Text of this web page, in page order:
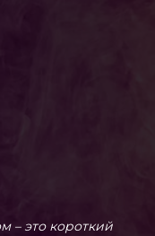
– это короткий